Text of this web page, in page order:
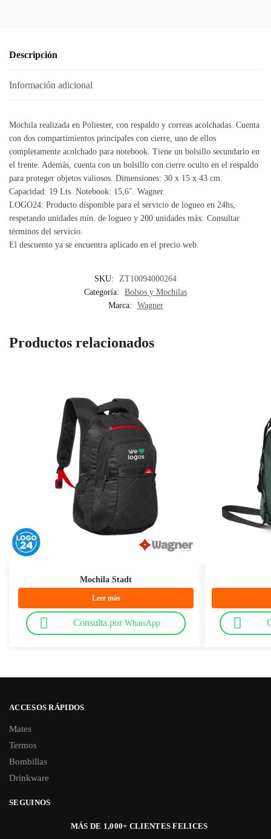
Descripción
Información adicional
Mochila realizada en Poliester, con respaldo y correas acolchadas. Cuenta
con dos compartimientos principales con cierre, uno de ellos
completamente acolchado para notebook. Tiene un bolsillo secundario en
el frente. Además, cuenta con un bolsillo con cierre oculto en el respaldo
para proteger objetos valiosos. Dimensiones: 30 x 15 x 43 cm.
Capacidad: 19 Lts. Notebook: 15,6″. Wagner.
LOGO24: Producto disponible para el servicio de logueo en 24hs,
respetando unidades mín. de logueo y 200 unidades máx. Consultar
términos del servicio.
El descuento ya se encuentra aplicado en el precio web.
SKU:
ZT10094000264
Categoría:
Bolsos y Mochilas
Marca:
Wagner
Productos relacionados
Mochila Stadt
Leer más
Consulta por WhatsApp
ACCESOS RÁPIDOS
Mates
Termos
Bombillas
Drinkware
SEGUINOS
MÁS DE 1,000+ CLIENTES FELICES